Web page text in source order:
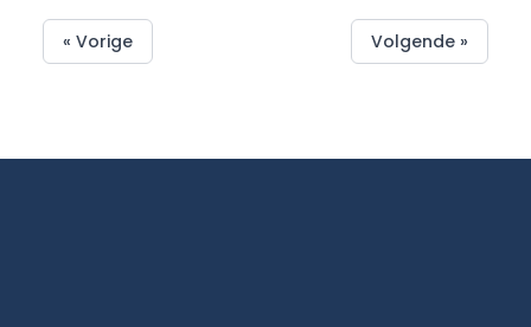
« Vorige Volgende »